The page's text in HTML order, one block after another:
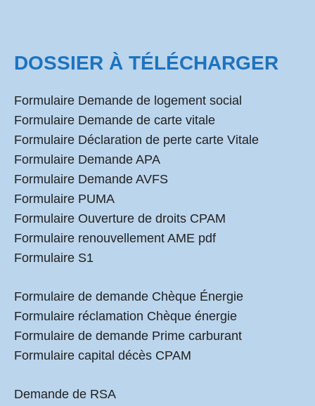
DOSSIER À TÉLÉCHARGER
Formulaire Demande de logement social
Formulaire Demande de carte vitale
Formulaire Déclaration de perte carte Vitale
Formulaire Demande APA
Formulaire Demande AVFS
Formulaire PUMA
Formulaire Ouverture de droits CPAM
Formulaire renouvellement AME pdf
Formulaire S1
Formulaire de demande Chèque Énergie
Formulaire réclamation Chèque énergie
Formulaire de demande Prime carburant
Formulaire capital décès CPAM
Demande de RSA